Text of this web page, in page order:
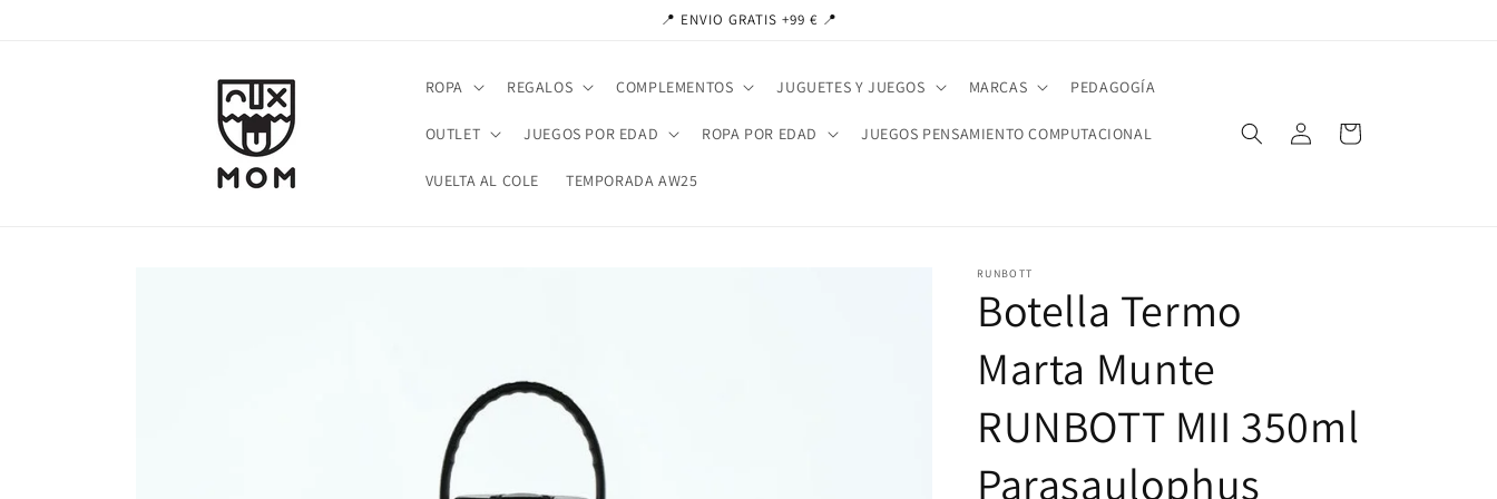
📍 ENVIO GRATIS +99 € 📍
ROPA REGALOS COMPLEMENTOS JUGUETES Y JUEGOS MARCAS PEDAGOGÍA
OUTLET JUEGOS POR EDAD ROPA POR EDAD JUEGOS PENSAMIENTO COMPUTACIONAL
VUELTA AL COLE TEMPORADA AW25
Iniciar
sesión
Carrito
RUNBOTT
Botella Termo
Marta Munte
RUNBOTT MII 350ml
Parasaulophus